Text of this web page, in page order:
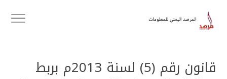
قانون رقم (5) لسنة 2013م بربط